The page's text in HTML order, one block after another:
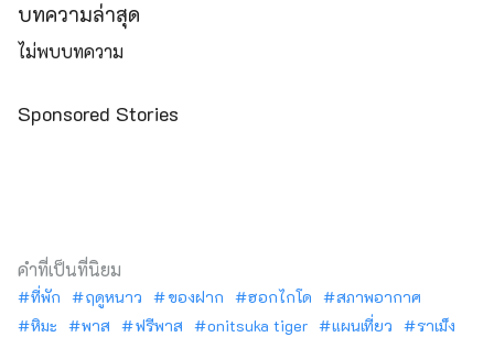
บทความล่าสุด
ไม่พบบทความ
Sponsored Stories
คำที่เป็นที่นิยม
ที่พัก ฤดูหนาว ของฝาก ฮอกไกโด
สภาพอากาศ
หิมะ
พาส ฟรีพาส onitsuka tiger แผนเที่ยว
ราเม็ง